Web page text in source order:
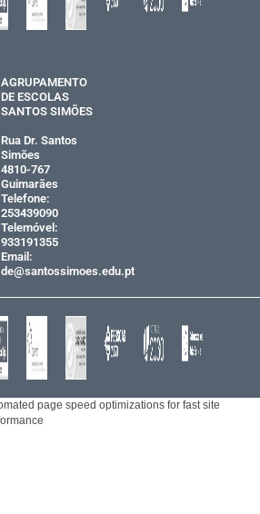
AGRUPAMENTO
DE ESCOLAS
SANTOS SIMÕES
Rua Dr. Santos
Simões
4810-767
Guimarães
Telefone:
253439090
Telemóvel:
933191355
Email:
de@santossimoes.edu.pt